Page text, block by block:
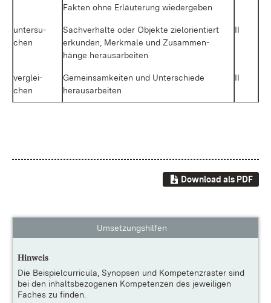
Fak­ten oh­ne Er­läu­te­rung wie­der­ge­ben
un­ter­su­
chen
Sach­ver­hal­te oder Ob­jek­te ziel­ori­en­tiert
er­kun­den, Merk­ma­le und Zu­sam­men­
hän­ge her­aus­ar­bei­ten
II
ver­glei­
chen
Ge­mein­sam­kei­ten und Un­ter­schie­de
her­aus­ar­bei­ten
II
Download als PDF
Umsetzungshilfen
Hinweis
Die Beispielcurricula, Synopsen und Kompetenzraster sind
bei den inhaltsbezogenen Kompetenzen des jeweiligen
Faches zu finden.